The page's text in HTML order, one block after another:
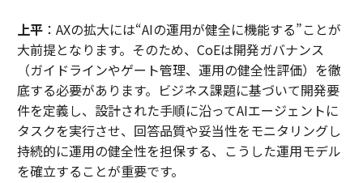
上平：AXの拡大には“AIの運用が健全に機能する”ことが
大前提となります。そのため、CoEは開発ガバナンス
（ガイドラインやゲート管理、運用の健全性評価）を徹
底する必要があります。ビジネス課題に基づいて開発要
件を定義し、設計された手順に沿ってAIエージェントに
タスクを実行させ、回答品質や妥当性をモニタリングし
持続的に運用の健全性を担保する、こうした運用モデル
を確立することが重要です。